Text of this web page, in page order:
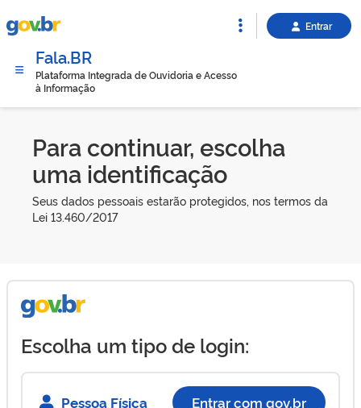
Entrar
Fala.BR
Plataforma Integrada de Ouvidoria e Acesso
à Informação
Para continuar, escolha
uma identificação
Seus dados pessoais estarão protegidos, nos termos da
Lei 13.460/2017
Escolha um tipo de login:
Pessoa Física Entrar com gov.br